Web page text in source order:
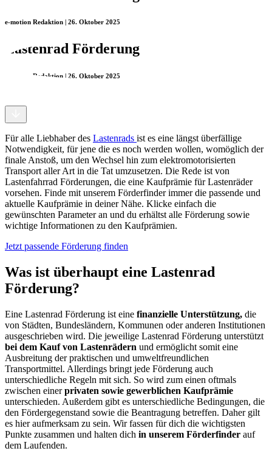
e-motion Redaktion | 26. Oktober 2025
Lastenrad Förderung
e-motion Redaktion | 26. Oktober 2025
Für alle Liebhaber des Lastenrads ist es eine längst überfällige
Notwendigkeit, für jene die es noch werden wollen, womöglich der
finale Anstoß, um den Wechsel hin zum elektromotorisierten
Transport aller Art in die Tat umzusetzen. Die Rede ist von
Lastenfahrrad Förderungen, die eine Kaufprämie für Lastenräder
vorsehen. Finde mit unserem Förderfinder immer die passende und
aktuelle Kaufprämie in deiner Nähe. Klicke einfach die
gewünschten Parameter an und du erhältst alle Förderung sowie
wichtige Informationen zu den Kaufprämien.
Jetzt passende Förderung finden
Was ist überhaupt eine Lastenrad
Förderung?
Eine Lastenrad Förderung ist eine finanzielle Unterstützung, die
von Städten, Bundesländern, Kommunen oder anderen Institutionen
ausgeschrieben wird. Die jeweilige Lastenrad Förderung unterstützt
bei dem Kauf von Lastenrädern und ermöglicht somit eine
Ausbreitung der praktischen und umweltfreundlichen
Transportmittel. Allerdings bringt jede Förderung auch
unterschiedliche Regeln mit sich. So wird zum einen oftmals
zwischen einerprivaten sowie gewerblichen Kaufprämie
unterschieden. Außerdem gibt es unterschiedliche Bedingungen, die
den Fördergegenstand sowie die Beantragung betreffen. Daher gilt
es hier aufmerksam zu sein. Wir fassen für dich die wichtigsten
Punkte zusammen und halten dich in unserem Förderfinder auf
dem Laufenden.